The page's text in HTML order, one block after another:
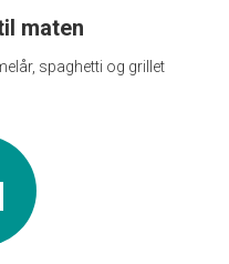
maten
spaghetti og grillet